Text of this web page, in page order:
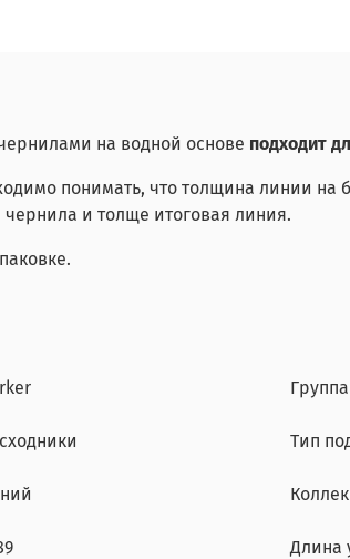
на водной основе подходит
понимать, что толщина линии на
и толще итоговая линия.
Тип
Длина